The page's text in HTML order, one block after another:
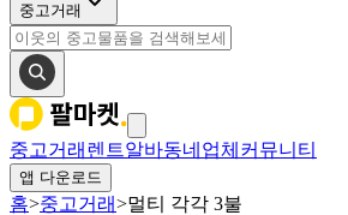
중고거래
중고거래 렌트알바동네업체 커뮤니티
앱 다운로드
홈>중고거래>멀티 각각 3불